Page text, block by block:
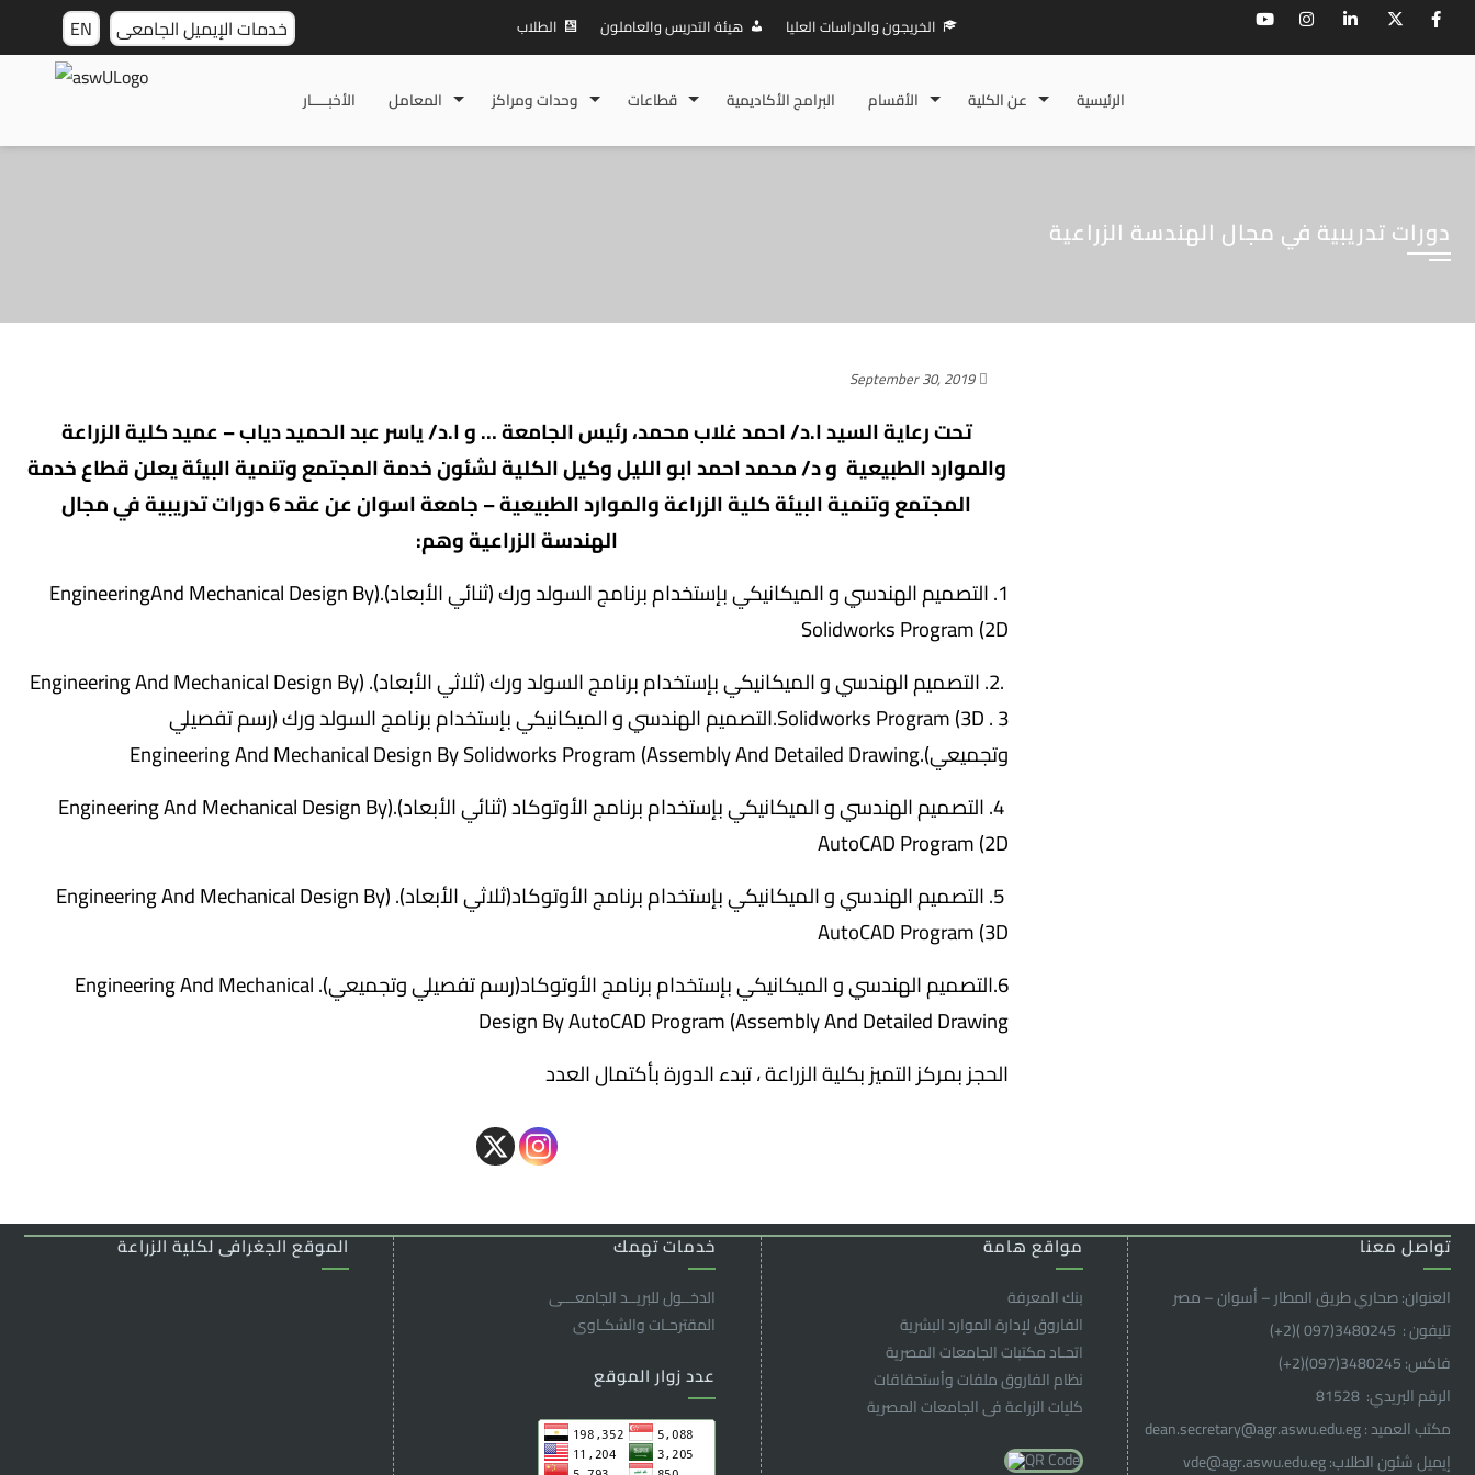
EN خدمات الإيميل الجامعى الطلاب هيئة التدريس والعاملون الخريجون والدراسات العليا
الأخبـــــار المعامل وحدات ومراكز قطاعات البرامج الأكاديمية الأقسام عن الكلية الرئيسية
دورات تدريبية في مجال الهندسة الزراعية
September 30, 2019
تحت رعاية السيد ا.د/ احمد غلاب محمد، رئيس الجامعة … و ا.د/ ياسر عبد الحميد دياب – عميد كلية الزراعة
والموارد الطبيعية و د/ محمد احمد ابو الليل وكيل الكلية لشئون خدمة المجتمع وتنمية البيئة يعلن قطاع خدمة
المجتمع وتنمية البيئة كلية الزراعة والموارد الطبيعية – جامعة اسوان عن عقد 6 دورات تدريبية في مجال
الهندسة الزراعية وهم:
1. التصميم الهندسي و الميكانيكي بإستخدام برنامج السولد ورك (ثنائي الأبعاد).(EngineeringAnd Mechanical Design By
Solidworks Program (2D
.2. التصميم الهندسي و الميكانيكي بإستخدام برنامج السولد ورك (ثلاثي الأبعاد). (Engineering And Mechanical Design By
Solidworks Program (3D . 3.التصميم الهندسي و الميكانيكي بإستخدام برنامج السولد ورك (رسم تفصيلي
وتجميعي).Engineering And Mechanical Design By Solidworks Program (Assembly And Detailed Drawing
4. التصميم الهندسي و الميكانيكي بإستخدام برنامج الأوتوكاد (ثنائي الأبعاد).(Engineering And Mechanical Design By
AutoCAD Program (2D
(Engineering And Mechanical Design By
AutoCAD Program (3D
6.التصميم الهندسي و الميكانيكي بإستخدام برنامج الأوتوكاد(رسم تفصيلي وتجميعي). Engineering And Mechanical
Design By AutoCAD Program (Assembly And Detailed Drawing
الحجز بمركز التميز بكلية الزراعة ، تبدء الدورة بأكتمال العدد
الموقع الجغرافى لكلية الزراعة تواصل معنا
العنوان: صحاري طريق المطار – أسوان – مصر
تليفون : 3480245(097 )(2
+
)
فاكس: 3480245(097)(2
+
)
الرقم البريدي: 81528
مكتب العميد : dean.secretary@agr.aswu.edu.eg
إيميل شئون الطلاب: vde@agr.aswu.edu.eg
خدمات تهمك
الدخــول للبريــد الجامعـــى
المقترحـات والشكـاوى
عدد زوار الموقع
مواقع هامة
بنك المعرفة
الفاروق ﻹدارة الموارد البشرية
اتحـاد مكتبات الجامعات المصرية
نظام الفاروق ملفات وأستحقاقات
كليات الزراعة فى الجامعات المصرية